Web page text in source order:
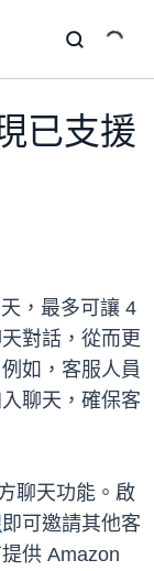
已支援
，最多可讓 4
對話，從而更
如，客服人員
聊天，確保客
聊天功能。啟
即可邀請其他客
供 Amazon